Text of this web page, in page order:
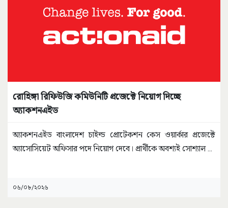
রোহিঙ্গা রিফিউজি কমিউনিটি প্রজেক্টে নিয়োগ দিচ্ছে
অ্যাকশনএইড
অ্যাকশনএইড বাংলাদেশ চাইল্ড প্রোটেকশন কেস ওয়ার্কার প্রজেক্টে
অ্যাসোসিয়েট অফিসার পদে নিয়োগ দেবে। প্রার্থীকে অবশ্যই সোশ্যাল...
০৬/০৮/২০২৬